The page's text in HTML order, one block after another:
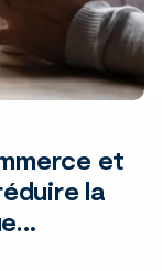
et
la